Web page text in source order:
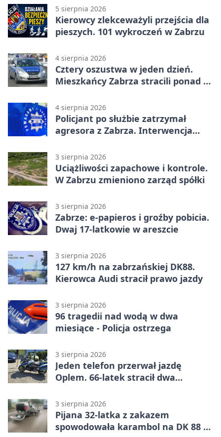
5 sierpnia 2026
Kierowcy zlekceważyli przejścia dla
pieszych. 101 wykroczeń w Zabrzu
4 sierpnia 2026
Cztery oszustwa w jeden dzień.
Mieszkańcy Zabrza stracili ponad 6
4 sierpnia 2026
Policjant po służbie zatrzymał
agresora z Zabrza. Interwencja
3 sierpnia 2026
Uciążliwości zapachowe i kontrole.
W Zabrzu zmieniono zarząd spółki
3 sierpnia 2026
Zabrze: e-papieros i groźby pobicia.
Dwaj 17-latkowie w areszcie
3 sierpnia 2026
127 km/h na zabrzańskiej DK88.
Kierowca Audi stracił prawo jazdy
3 sierpnia 2026
96 tragedii nad wodą w dwa
miesiące - Policja ostrzega
3 sierpnia 2026
Jeden telefon przerwał jazdę
Oplem. 66-latek stracił dwa
3 sierpnia 2026
Pijana 32-latka z zakazem
spowodowała karambol na DK 88 w